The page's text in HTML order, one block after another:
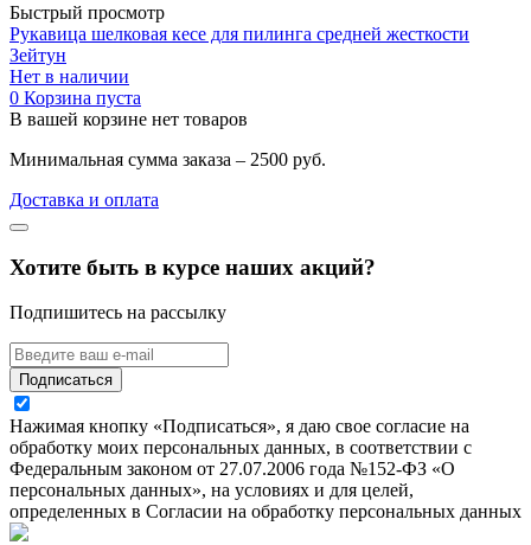
Быстрый просмотр
Рукавица шелковая кесе для пилинга средней жесткости
Зейтун
Нет в наличии
0 Корзина пуста
В вашей корзине нет товаров
Минимальная сумма заказа – 2500 руб.
Доставка и оплата
Хотите быть в курсе наших акций?
Подпишитесь на рассылку
Подписаться
Нажимая кнопку «Подписаться», я даю свое согласие на
обработку моих персональных данных, в соответствии с
Федеральным законом от 27.07.2006 года №152-ФЗ «О
персональных данных», на условиях и для целей,
определенных в Согласии на обработку персональных данных